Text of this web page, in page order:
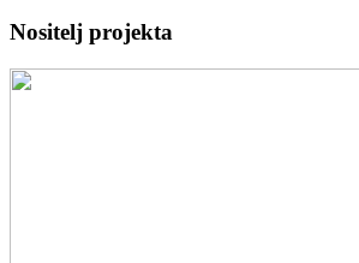
Nositelj projekta